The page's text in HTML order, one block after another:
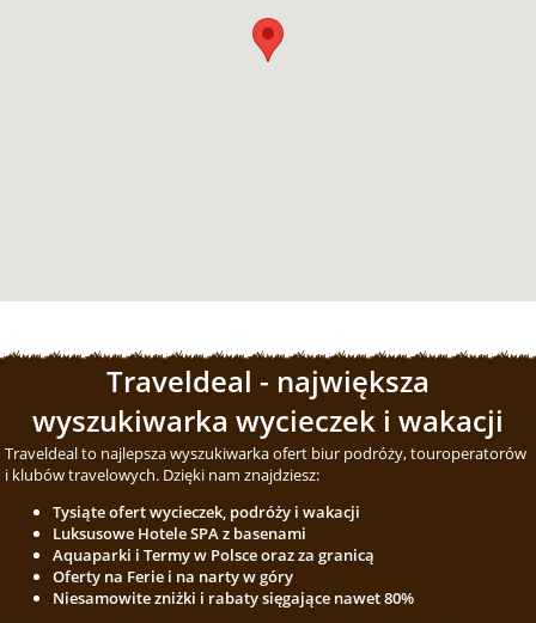
Traveldeal - największa
wyszukiwarka wycieczek i wakacji
Traveldeal to najlepsza wyszukiwarka ofert biur podróży, touroperatorów
i klubów travelowych. Dzięki nam znajdziesz:
Tysiąte ofert wycieczek, podróży i wakacji
Luksusowe Hotele SPA z basenami
Aquaparki i Termy w Polsce oraz za granicą
Oferty na Ferie i na narty w góry
Niesamowite zniżki i rabaty sięgające nawet 80%